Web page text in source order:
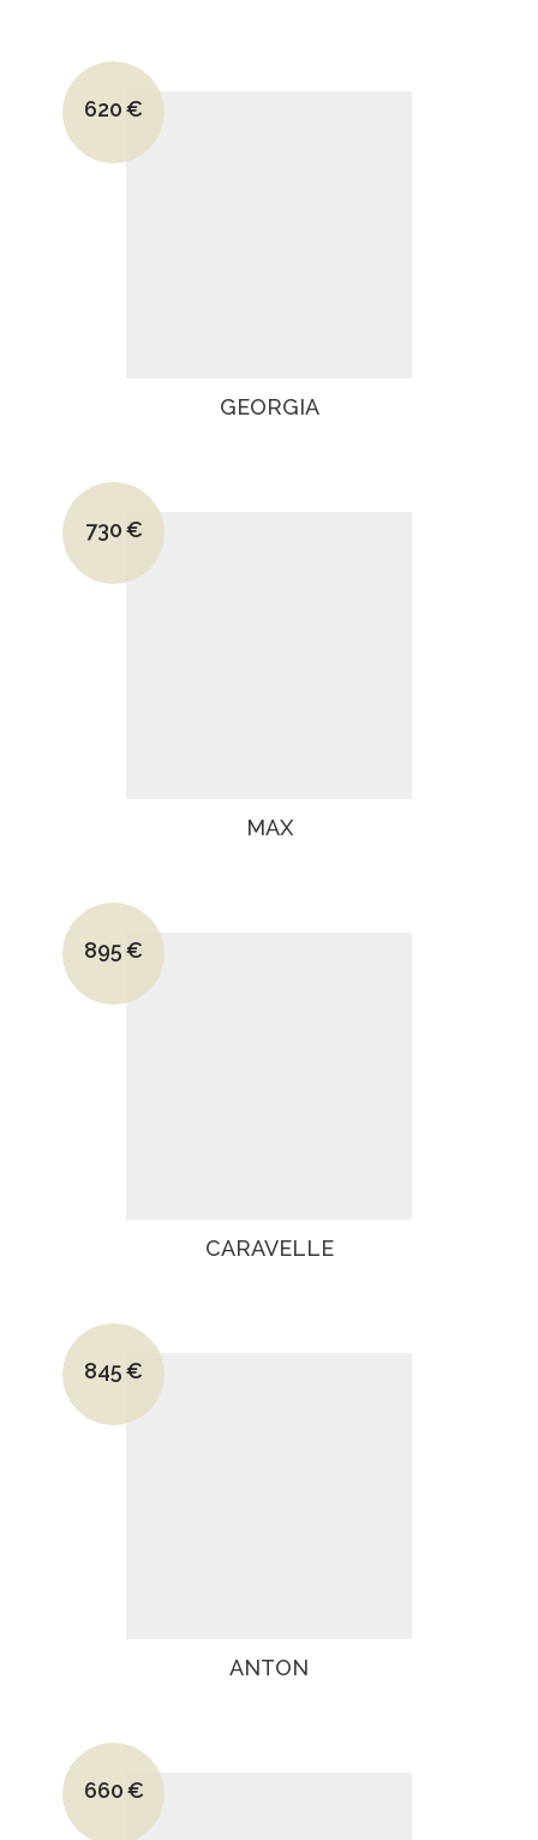
Le prix initial était : 865€.
620€
Le prix actuel est : 620€.
GEORGIA
Le prix initial était : 1045€.
730€
Le prix actuel est : 730€.
MAX
Le prix initial était : 1195€.
895€
Le prix actuel est : 895€.
CARAVELLE
Le prix initial était : 1130€.
845€
Le prix actuel est : 845€.
ANTON
Le prix initial était : 950€.
660€
Le prix actuel est : 660€.